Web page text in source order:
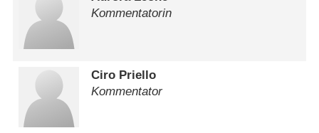
Kommentatorin
Ciro Priello
Kommentator